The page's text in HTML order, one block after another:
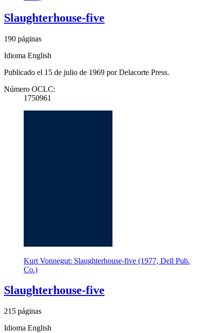
Slaughterhouse-five
190 páginas
Idioma English
Publicado el 15 de julio de 1969 por Delacorte Press.
Número OCLC:
1750961
Kurt Vonnegut: Slaughterhouse-five (1977, Dell Pub.
Co.)
Slaughterhouse-five
215 páginas
Idioma English